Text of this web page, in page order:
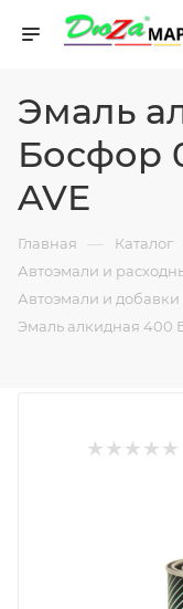
Эмаль
Босфор
AVE
Главная — Каталог
Автоэмали и
Автоэмали и добавки
Эмаль алкидная 400